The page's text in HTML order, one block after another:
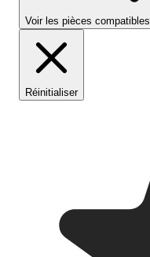
Voir les pièces compatibles
Réinitialiser